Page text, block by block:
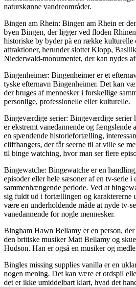
naturskønne vandreområder.
Bingen am Rhein: Bingen am Rhein er
byen Bingen, der ligger ved floden
historiske by byder på en række kulturelle
attraktioner, herunder slottet Klopp,
Niederwald-monumentet, der kan nydes af
Bingenheimer: Bingenheimer er et
tyske efternavn Bingenheimer. Det kan
der bruges af mennesker i forskellige
personlige, professionelle eller kulturelle.
Bingeværdige serier: Bingeværdige serier
er ekstremt vanedannende og fængslende
en spændende historiefortælling,
cliffhangers, der får seerne til at ville se
til binge watching, hvor man ser flere
Bingewatche: Bingewatche er en
episoder eller hele sæsoner af en tv-serie i
sammenhængende periode. Ved at
sig fuldt ud i fortællingen og karaktererne
være en underholdende måde at nyde tv-
vanedannende for nogle mennesker.
Bingham Hawn Bellamy er en person, der
den britiske musiker Matt Bellamy og
Hudson. Han er også en musiker og
Bingles missing supplies vanilla er en
nogen mening. Det kan være et ordspil
det er ikke umiddelbart klart, hvad det